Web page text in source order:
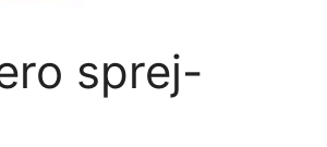
sprej-